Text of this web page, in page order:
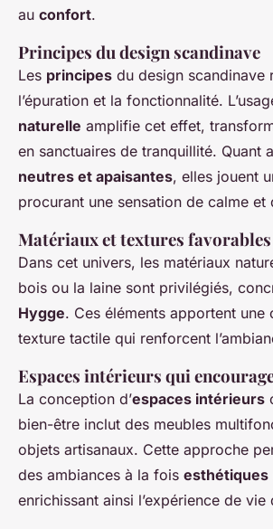
au confort.
Principes du design scandinave
Les principes du design scandinave
l’épuration et la fonctionnalité.
naturelle amplifie cet effet,
en sanctuaires de tranquillité. Quant
neutres et apaisantes, elles jouent
procurant une sensation de calme et
Matériaux et textures favorables
Dans cet univers, les matériaux
bois ou la laine sont privilégiés,
Hygge. Ces éléments apportent une
texture tactile qui renforcent
Espaces intérieurs qui
La conception d’espaces intérieurs
bien-être inclut des meubles
objets artisanaux. Cette approche
des ambiances à la fois esthétiques
enrichissant ainsi l’expérience de vie